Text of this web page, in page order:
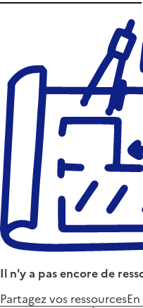
Il n'y a pas encore de
Partagez vos ressources